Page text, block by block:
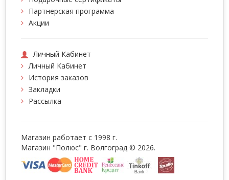
Партнерская программа
Акции
Личный Кабинет
Личный Кабинет
История заказов
Закладки
Рассылка
Магазин работает с 1998 г.
Магазин "Полюс" г. Волгоград © 2026.